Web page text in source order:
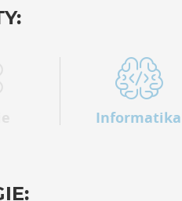
Informatika